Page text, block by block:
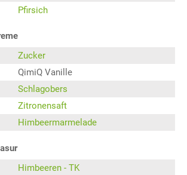
Pfirsich
Zucker
QimiQ Vanille
Schlagobers
Zitronensaft
Himbeermarmelade
Himbeeren - TK